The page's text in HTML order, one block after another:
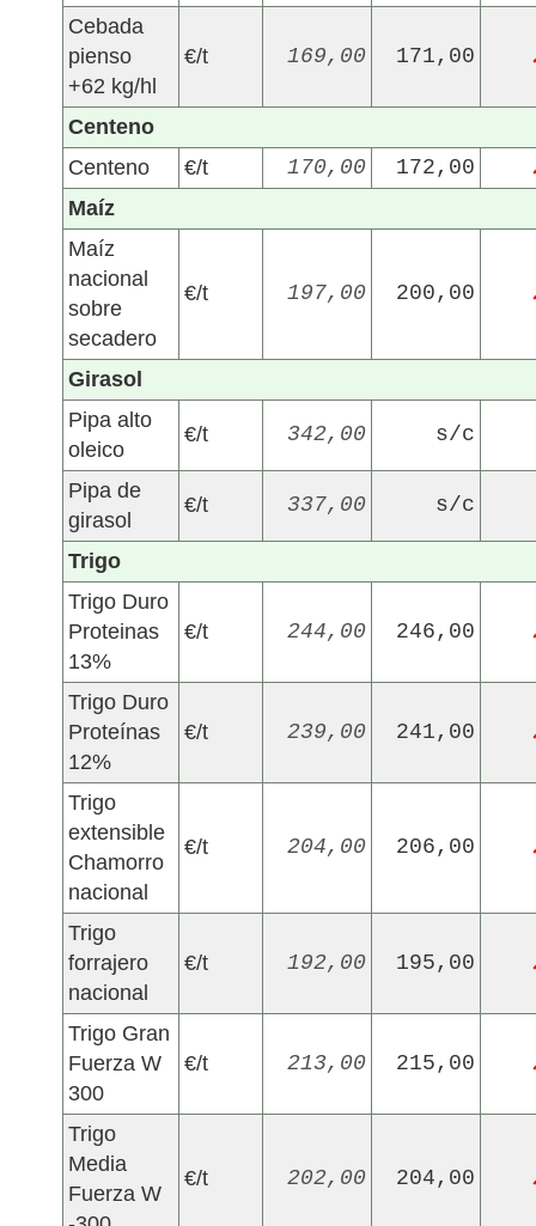
Cebada
pienso
+62 kg/hl
€/t 169,00 171,00
Centeno
Centeno
€/t 170,00 172,00
Maíz
Maíz
nacional
sobre
secadero
€/t 197,00 200,00
Girasol
Pipa alto
oleico
€/t 342,00 s/c
Pipa de
girasol
€/t 337,00 s/c
Trigo
Trigo Duro
Proteinas
13%
€/t 244,00 246,00
Trigo Duro
Proteínas
12%
€/t 239,00 241,00
Trigo
extensible
Chamorro
nacional
€/t 204,00 206,00
Trigo
forrajero
nacional
€/t 192,00 195,00
Trigo Gran
Fuerza W
300
€/t 213,00 215,00
Trigo
Media
Fuerza W
€/t 202,00 204,00